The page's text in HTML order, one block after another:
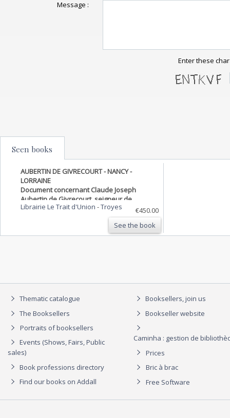
Message :
Enter these
Seen books
AUBERTIN DE GIVRECOURT - NANCY -
LORRAINE
Document concernant Claude Joseph
Aubertin de Givrecourt, seigneur de
Bathelemont (marié à Christienne de
Librairie Le Trait d'Union -Troyes
€450.00
See the book
Thematic catalogue
The Booksellers
Portraits of booksellers
Events (Shows, Fairs, Public
sales)
Book professions directory
Find our books on Addall
Booksellers, join us
Bookseller website
Caminha : gestion de
Prices
Bric à brac
Free Software